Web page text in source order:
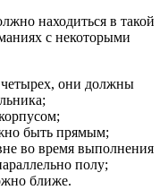
находиться в такой
с некоторыми
четырех, они должны
быть прямым;
во время выполнения
полу;
ближе.